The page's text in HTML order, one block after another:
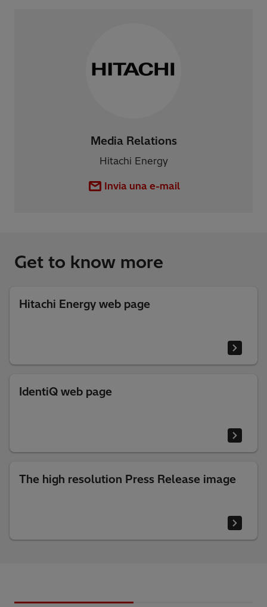
Media Relations
Hitachi Energy
Invia una e-mail
Get to know more
Hitachi Energy web page
IdentiQ web page
The high resolution Press Release image